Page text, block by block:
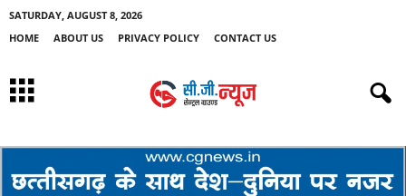
SATURDAY, AUGUST 8, 2026
HOME
ABOUT US PRIVACY POLICY CONTACT US